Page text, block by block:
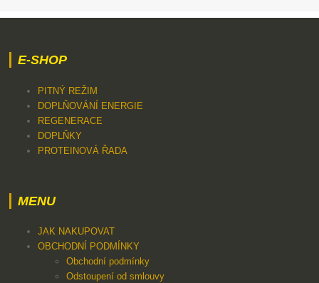
E-SHOP
PITNÝ REŽIM
DOPLŇOVÁNÍ ENERGIE
REGENERACE
DOPLŇKY
PROTEINOVÁ ŘADA
MENU
JAK NAKUPOVAT
OBCHODNÍ PODMÍNKY
Obchodní podmínky
Odstoupení od smlouvy